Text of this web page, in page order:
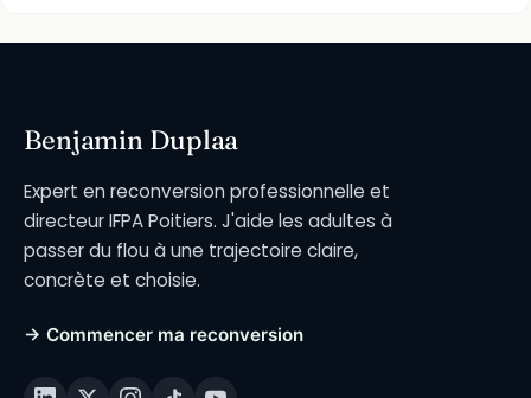
Benjamin Duplaa
Expert en reconversion professionnelle et
directeur IFPA Poitiers. J'aide les adultes à
passer du flou à une trajectoire claire,
concrète et choisie.
→ Commencer ma reconversion